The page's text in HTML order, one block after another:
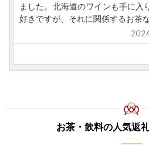
ました。北海道のワインも手に入
好きですが、それに関係するお茶
お茶・飲料の人気返